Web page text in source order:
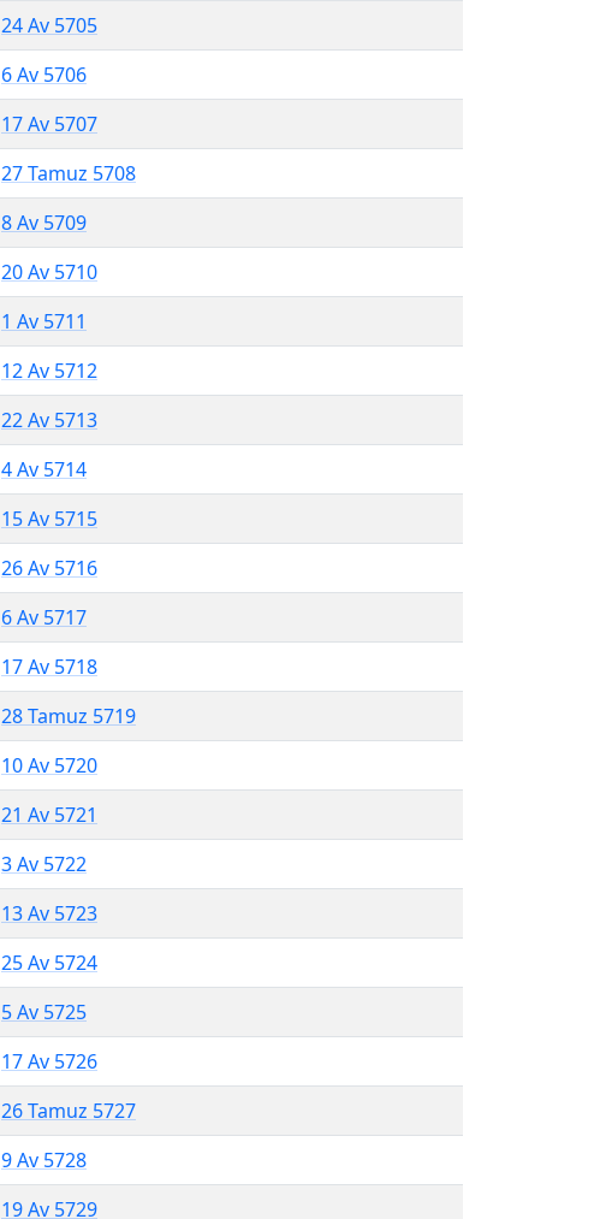
24 Av 5705
6 Av 5706
17 Av 5707
27 Tamuz 5708
8 Av 5709
20 Av 5710
1 Av 5711
12 Av 5712
22 Av 5713
4 Av 5714
15 Av 5715
26 Av 5716
6 Av 5717
17 Av 5718
28 Tamuz 5719
10 Av 5720
21 Av 5721
3 Av 5722
13 Av 5723
25 Av 5724
5 Av 5725
17 Av 5726
26 Tamuz 5727
9 Av 5728
19 Av 5729